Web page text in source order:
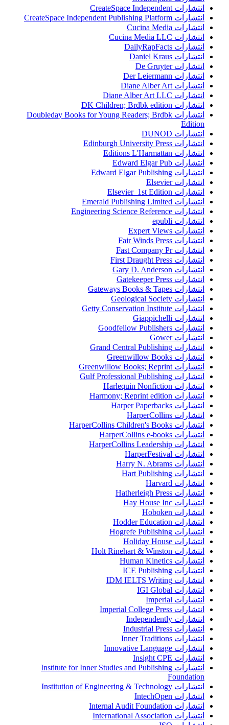
انتشارات CreateSpace Independent
انتشارات CreateSpace Independent Publishing Platform
انتشارات Cucina Media
انتشارات Cucina Media LLC
انتشارات DailyRapFacts
انتشارات Daniel Kraus
انتشارات De Gruyter
انتشارات Der Leiermann
انتشارات Diane Alber Art
انتشارات Diane Alber Art LLC
انتشارات DK Children; Brdbk edition
انتشارات Doubleday Books for Young Readers; Brdbk
Edition
انتشارات DUNOD
انتشارات Edinburgh University Press
انتشارات Editions L'Harmattan
انتشارات Edward Elgar Pub
انتشارات Edward Elgar Publishing
انتشارات Elsevier
انتشارات Elsevier 1st Edition
انتشارات Emerald Publishing Limited
انتشارات Engineering Science Reference
انتشارات epubli
انتشارات Expert Views
انتشارات Fair Winds Press
انتشارات Fast Company Pr
انتشارات First Draught Press
انتشارات Gary D. Anderson
انتشارات Gatekeeper Press
انتشارات Gateways Books & Tapes
انتشارات Geological Society
انتشارات Getty Conservation Institute
انتشارات Giappichelli
انتشارات Goodfellow Publishers
انتشارات Gower
انتشارات Grand Central Publishing
انتشارات Greenwillow Books
انتشارات Greenwillow Books; Reprint
انتشارات Gulf Professional Publishing
انتشارات Harlequin Nonfiction
انتشارات Harmony; Reprint edition
انتشارات Harper Paperbacks
انتشارات HarperCollins
انتشارات HarperCollins Children's Books
انتشارات HarperCollins e-books
انتشارات HarperCollins Leadership
انتشارات HarperFestival
انتشارات Harry N. Abrams
انتشارات Hart Publishing
انتشارات Harvard
انتشارات Hatherleigh Press
انتشارات Hay House Inc
انتشارات Hoboken
انتشارات Hodder Education
انتشارات Hogrefe Publishing
انتشارات Holiday House
انتشارات Holt Rinehart & Winston
انتشارات Human Kinetics
انتشارات ICE Publishing
انتشارات IDM IELTS Writing
انتشارات IGI Global
انتشارات Imperial
انتشارات Imperial College Press
انتشارات Independently
انتشارات Industrial Press
انتشارات Inner Traditions
انتشارات Innovative Language
انتشارات Insight CPE
انتشارات Institute for Inner Studies and Publishing
Foundation
انتشارات Institution of Engineering & Technology
انتشارات IntechOpen
انتشارات Internal Audit Foundation
انتشارات International Association